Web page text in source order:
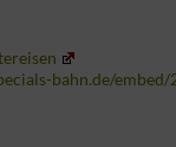
bahn.de/